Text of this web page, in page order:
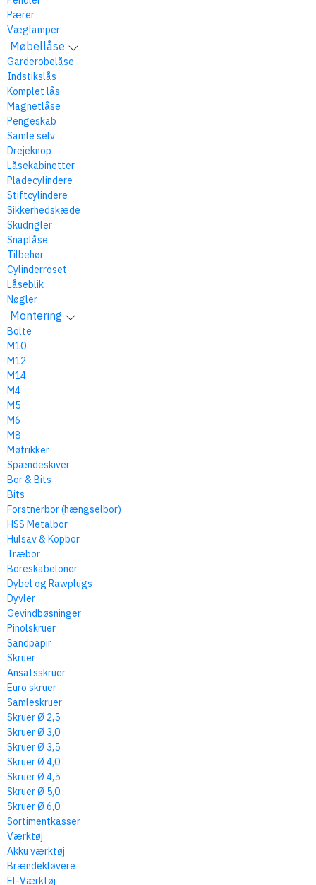
Pærer
Væglamper
Møbellåse
Garderobelåse
Indstikslås
Komplet lås
Magnetlåse
Pengeskab
Samle selv
Drejeknop
Låsekabinetter
Pladecylindere
Stiftcylindere
Sikkerhedskæde
Skudrigler
Snaplåse
Tilbehør
Cylinderroset
Låseblik
Nøgler
Montering
Bolte
M10
M12
M14
M4
M5
M6
M8
Møtrikker
Spændeskiver
Bor & Bits
Bits
Forstnerbor (hængselbor)
HSS Metalbor
Hulsav & Kopbor
Træbor
Boreskabeloner
Dybel og Rawplugs
Dyvler
Gevindbøsninger
Pinolskruer
Sandpapir
Skruer
Ansatsskruer
Euro skruer
Samleskruer
Skruer Ø 2,5
Skruer Ø 3,0
Skruer Ø 3,5
Skruer Ø 4,0
Skruer Ø 4,5
Skruer Ø 5,0
Skruer Ø 6,0
Sortimentkasser
Værktøj
Akku værktøj
Brændekløvere
El-Værktøj